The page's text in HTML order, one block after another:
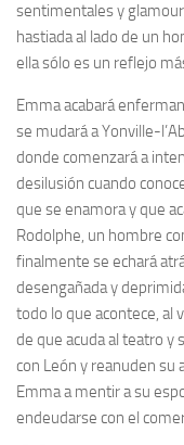
sentimentales y
hastiada al lado de un
ella sólo es un reflejo
Emma acabará
se mudará a Yonville-
donde comenzará a
desilusión cuando
que se enamora y que
Rodolphe, un hombre
finalmente se echará
desengañada y
todo lo que acontece, al
de que acuda al teatro y
con León y reanuden su
Emma a mentir a su
endeudarse con el